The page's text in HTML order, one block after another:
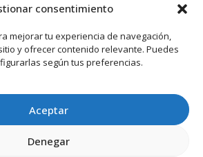
consentimiento
mejorar tu experiencia de navegación,
y ofrecer contenido relevante. Puedes
según tus preferencias.
Aceptar
Denegar
Viernes 8:30 a 15:30 hrs.
Atención al cliente
a jueves de 09:00 a 17:45 hrs.